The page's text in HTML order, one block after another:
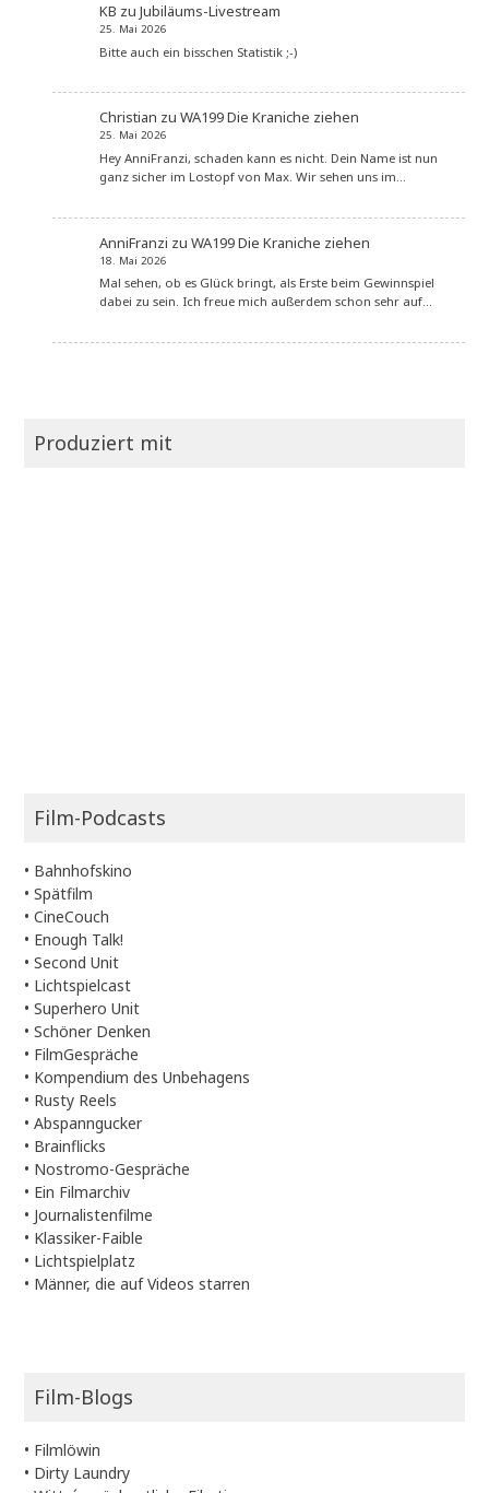
KB zu Jubiläums-Livestream
25. Mai 2026
Bitte auch ein bisschen Statistik ;-)
Christian zu WA199 Die Kraniche ziehen
25. Mai 2026
Hey AnniFranzi, schaden kann es nicht. Dein Name ist nun
ganz sicher im Lostopf von Max. Wir sehen uns im…
AnniFranzi zu WA199 Die Kraniche ziehen
18. Mai 2026
Mal sehen, ob es Glück bringt, als Erste beim Gewinnspiel
dabei zu sein. Ich freue mich außerdem schon sehr auf…
Produziert mit
Film-Podcasts
• Bahnhofskino
•Spätfilm
•CineCouch
• Enough Talk!
•Second Unit
• Lichtspielcast
•Superhero Unit
•Schöner Denken
• FilmGespräche
• Kompendium des Unbehagens
• Rusty Reels
•Abspanngucker
• Brainflicks
• Nostromo-Gespräche
• Ein Filmarchiv
• Journalistenfilme
• Klassiker-Faible
• Lichtspielplatz
• Männer, die auf Videos starren
Film-Blogs
• Filmlöwin
• Dirty Laundry